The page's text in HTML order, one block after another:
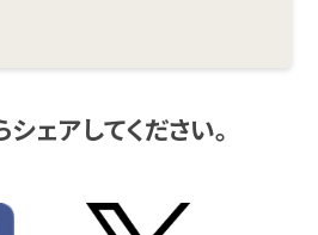
ェアしてください。